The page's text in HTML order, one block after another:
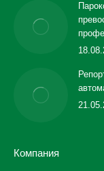
Компания